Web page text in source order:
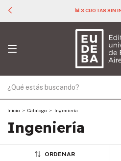
📊 3 CUOTAS SIN
Inicio > Catalogo > Ingeniería
Ingeniería
ORDENAR